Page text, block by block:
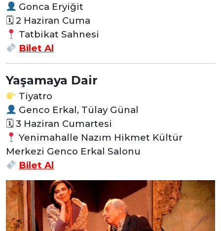
Gonca Eryiğit
🗓 2 Haziran Cuma
Tatbikat Sahnesi
Bilet Al
Yaşamaya Dair
Tiyatro
Genco Erkal, Tülay Günal
🗓 3 Haziran Cumartesi
Yenimahalle Nazım Hikmet Kültür
Merkezi Genco Erkal Salonu
Bilet Al